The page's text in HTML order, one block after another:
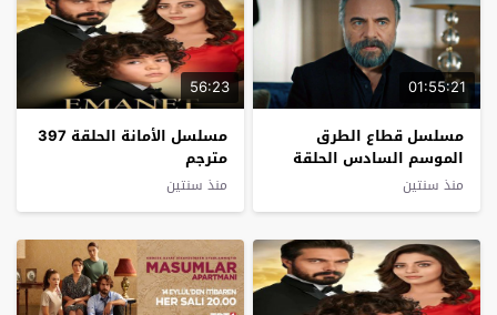
01:55:21
مسلسل قطاع الطرق
الموسم السادس الحلقة
33 مترجم
منذ سنتين
56:23
مسلسل الأمانة الحلقة 397
مترجم
منذ سنتين